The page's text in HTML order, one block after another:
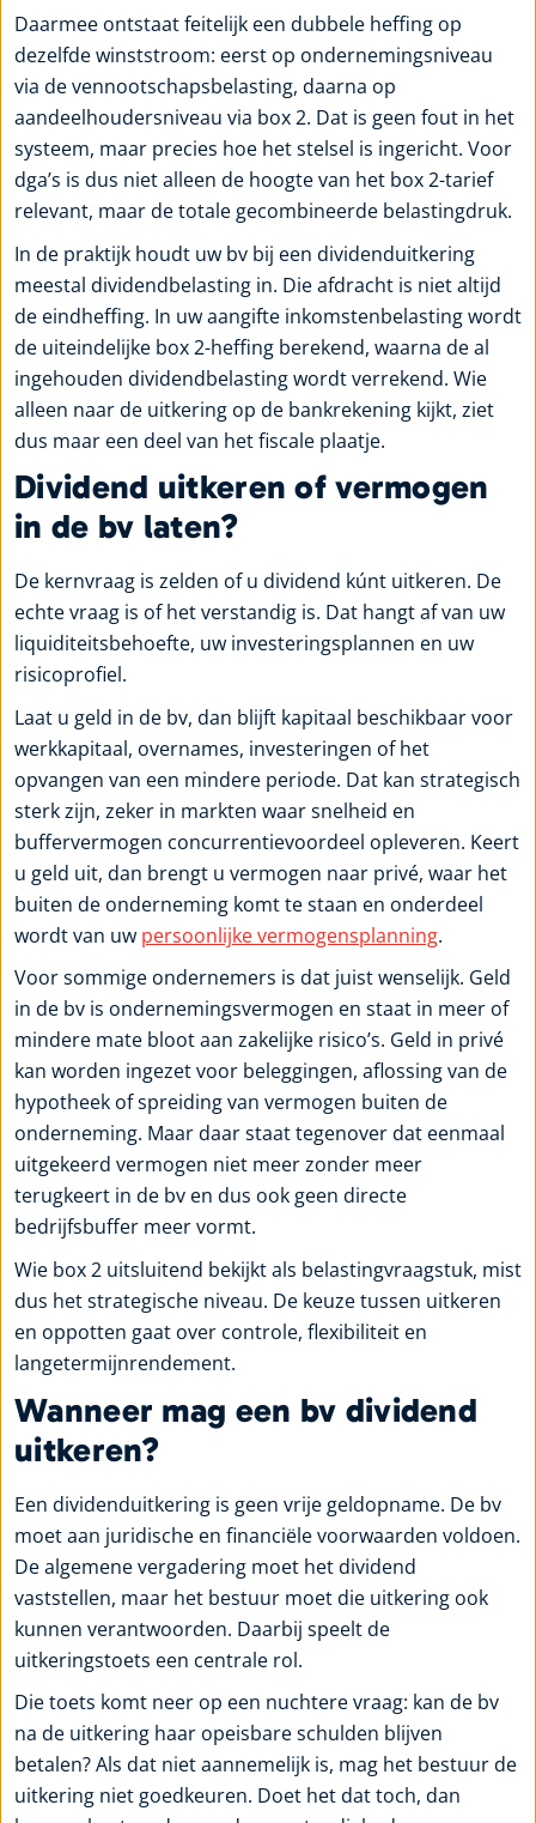
Daarmee ontstaat feitelijk een dubbele heffing op
dezelfde winststroom: eerst op ondernemingsniveau
via de vennootschapsbelasting, daarna op
aandeelhoudersniveau via box 2. Dat is geen fout in het
systeem, maar precies hoe het stelsel is ingericht. Voor
dga’s is dus niet alleen de hoogte van het box 2-tarief
relevant, maar de totale gecombineerde belastingdruk.
In de praktijk houdt uw bv bij een dividenduitkering
meestal dividendbelasting in. Die afdracht is niet altijd
de eindheffing. In uw aangifte inkomstenbelasting wordt
de uiteindelijke box 2-heffing berekend, waarna de al
ingehouden dividendbelasting wordt verrekend. Wie
alleen naar de uitkering op de bankrekening kijkt, ziet
dus maar een deel van het fiscale plaatje.
Dividend uitkeren of vermogen
in de bv laten?
De kernvraag is zelden of u dividend kúnt uitkeren. De
echte vraag is of het verstandig is. Dat hangt af van uw
liquiditeitsbehoefte, uw investeringsplannen en uw
risicoprofiel.
Laat u geld in de bv, dan blijft kapitaal beschikbaar voor
werkkapitaal, overnames, investeringen of het
opvangen van een mindere periode. Dat kan strategisch
sterk zijn, zeker in markten waar snelheid en
buffervermogen concurrentievoordeel opleveren. Keert
u geld uit, dan brengt u vermogen naar privé, waar het
buiten de onderneming komt te staan en onderdeel
wordt van uw persoonlijke vermogensplanning.
Voor sommige ondernemers is dat juist wenselijk. Geld
in de bv is ondernemingsvermogen en staat in meer of
mindere mate bloot aan zakelijke risico’s. Geld in privé
kan worden ingezet voor beleggingen, aflossing van de
hypotheek of spreiding van vermogen buiten de
onderneming. Maar daar staat tegenover dat eenmaal
uitgekeerd vermogen niet meer zonder meer
terugkeert in de bv en dus ook geen directe
bedrijfsbuffer meer vormt.
Wie box 2 uitsluitend bekijkt als belastingvraagstuk, mist
dus het strategische niveau. De keuze tussen uitkeren
en oppotten gaat over controle, flexibiliteit en
langetermijnrendement.
Wanneer mag een bv dividend
uitkeren?
Een dividenduitkering is geen vrije geldopname. De bv
moet aan juridische en financiële voorwaarden voldoen.
De algemene vergadering moet het dividend
vaststellen, maar het bestuur moet die uitkering ook
kunnen verantwoorden. Daarbij speelt de
uitkeringstoets een centrale rol.
Die toets komt neer op een nuchtere vraag: kan de bv
na de uitkering haar opeisbare schulden blijven
betalen? Als dat niet aannemelijk is, mag het bestuur de
uitkering niet goedkeuren. Doet het dat toch, dan